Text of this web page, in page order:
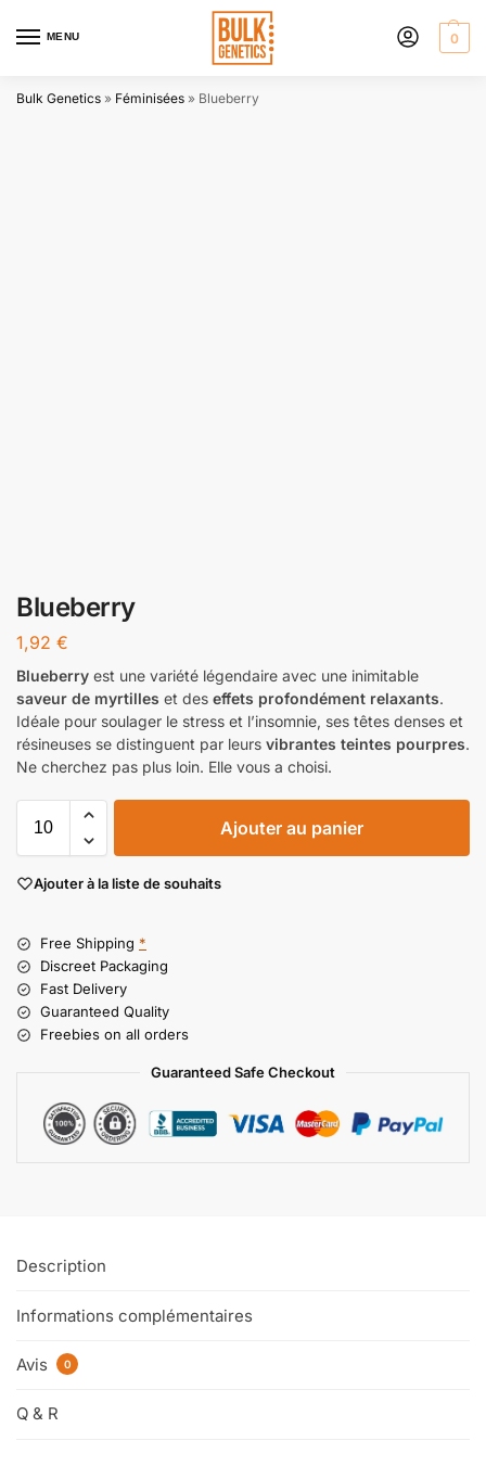
MENU 0
Bulk Genetics » Féminisées » Blueberry
Blueberry
1,92 €
Blueberry est une variété légendaire avec une inimitable
saveur de myrtilles et des effets profondément relaxants.
Idéale pour soulager le stress et l’insomnie, ses têtes denses et
résineuses se distinguent par leurs vibrantes teintes pourpres.
Ne cherchez pas plus loin. Elle vous a choisi.
Ajouter au panier
Ajouter à la liste de souhaits
Free Shipping *
Discreet Packaging
Fast Delivery
Guaranteed Quality
Freebies on all orders
Guaranteed Safe Checkout
Description
Informations complémentaires
Avis 0
Q & R